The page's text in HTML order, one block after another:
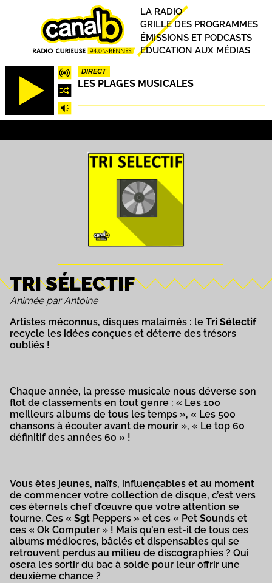
DIRECT
LES PLAGES MUSICALES
Principal
LA RADIO
GRILLE DES PROGRAMMES
ÉMISSIONS ET PODCASTS
EDUCATION AUX MÉDIAS
TRI SÉLECTIF
Animée par Antoine
Artistes méconnus, disques malaimés : le Tri Sélectif
recycle les idées conçues et déterre des trésors
oubliés !
Chaque année, la presse musicale nous déverse son
flot de classements en tout genre : « Les 100
meilleurs albums de tous les temps », « Les 500
chansons à écouter avant de mourir », « Le top 60
définitif des années 60 » !
Vous êtes jeunes, naïfs, influençables et au moment
de commencer votre collection de disque, c’est vers
ces éternels chef d’œuvre que votre attention se
tourne. Ces « Sgt Peppers » et ces « Pet Sounds et
ces « Ok Computer » ! Mais qu’en est-il de tous ces
albums médiocres, bâclés et dispensables qui se
retrouvent perdus au milieu de discographies ? Qui
osera les sortir du bac à solde pour leur offrir une
deuxième chance ?